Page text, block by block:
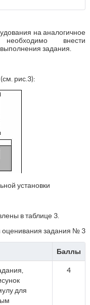
на аналогичное
внести
задания.
рис.3):
установки
в таблице 3.
оценивания задания № 3
Баллы
для
4